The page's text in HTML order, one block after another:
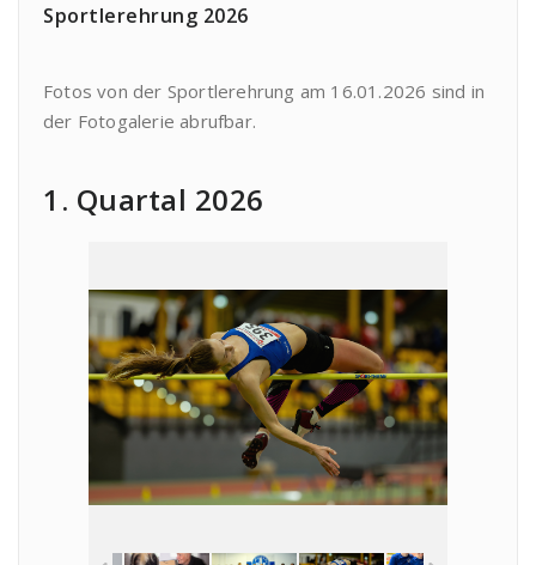
Sportlerehrung 2026
Fotos von der Sportlerehrung am 16.01.2026 sind in
der Fotogalerie abrufbar.
1. Quartal 2026